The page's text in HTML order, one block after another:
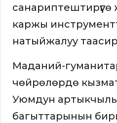
каржы
натыйжалуу
Маданий-
чөйрөлөрдө
Уюмдун
багыттарынын